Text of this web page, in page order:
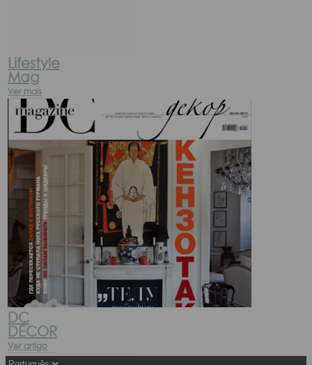
Lifestyle
Mag
Ver mais
DC
DÉCOR
Ver artigo